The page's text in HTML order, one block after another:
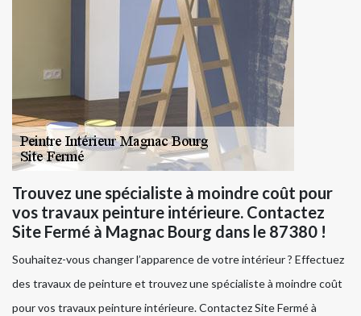
Trouvez une spécialiste à moindre coût pour
vos travaux peinture intérieure. Contactez
Site Fermé à Magnac Bourg dans le 87380 !
Souhaitez-vous changer l’apparence de votre intérieur ? Effectuez
des travaux de peinture et trouvez une spécialiste à moindre coût
pour vos travaux peinture intérieure. Contactez Site Fermé à